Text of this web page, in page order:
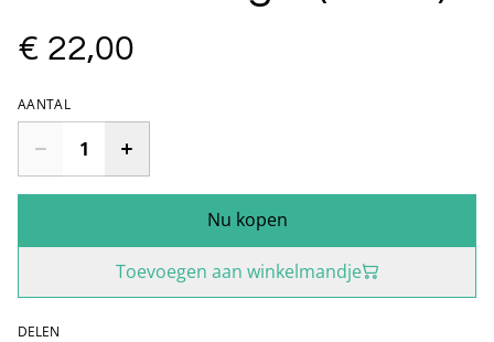
€ 22,00
AANTAL
Nu kopen
Toevoegen aan winkelmandje
DELEN